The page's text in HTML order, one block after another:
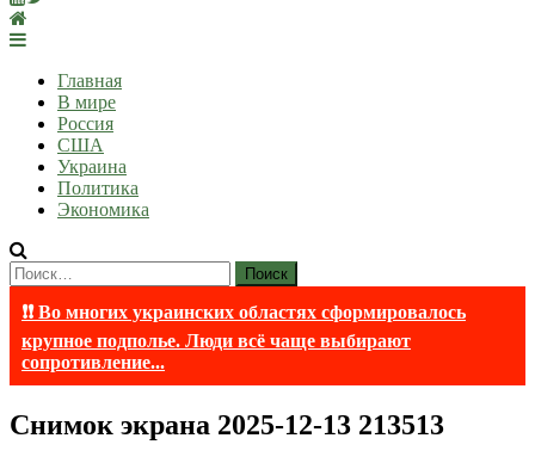
lentaruss
lentaruss — Новости
Главная
В мире
Россия
США
Украина
Политика
Экономика
Найти:
❗❗ Во многих украинских областях сформировалось
крупное подполье. Люди всё чаще выбирают
сопротивление...
Снимок экрана 2025-12-13 213513